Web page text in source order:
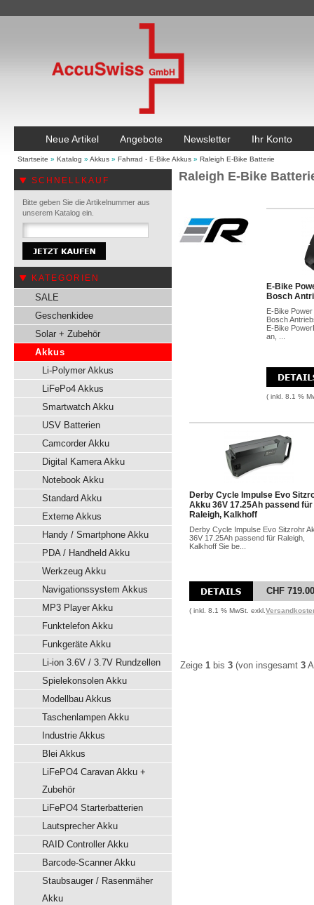
Neue Artikel Angebote Newsletter Ihr Konto
Startseite » Katalog » Akkus » Fahrrad - E-Bike Akkus » Raleigh E-Bike Batterie
SCHNELLKAUF
Bitte geben Sie die Artikelnummer aus
unserem Katalog ein.
KATEGORIEN
SALE
Geschenkidee
Solar + Zubehör
Akkus
Li-Polymer Akkus
LiFePo4 Akkus
Smartwatch Akku
USV Batterien
Camcorder Akku
Digital Kamera Akku
Notebook Akku
Standard Akku
Externe Akkus
Handy / Smartphone Akku
PDA / Handheld Akku
Werkzeug Akku
Navigationssystem Akkus
MP3 Player Akku
Funktelefon Akku
Funkgeräte Akku
Li-ion 3.6V / 3.7V Rundzellen
Spielekonsolen Akku
Modellbau Akkus
Taschenlampen Akku
Industrie Akkus
Blei Akkus
LiFePO4 Caravan Akku +
Zubehör
LiFePO4 Starterbatterien
Lautsprecher Akku
RAID Controller Akku
Barcode-Scanner Akku
Staubsauger / Rasenmäher
Akku
Raleigh E-Bike
E-Bike
Bosch
E-Bike
Bosch
E-Bike
an, ...
( inkl. 8.1 %
Derby Cycle Impulse Evo
Akku 36V 17.25Ah passend für
Raleigh, Kalkhoff
Derby Cycle Impulse Evo Sitzrohr
36V 17.25Ah passend für Raleigh,
Kalkhoff Sie be...
CHF 719.00
( inkl. 8.1 % MwSt. exkl.
Zeige 1 bis 3 (von insgesamt 3